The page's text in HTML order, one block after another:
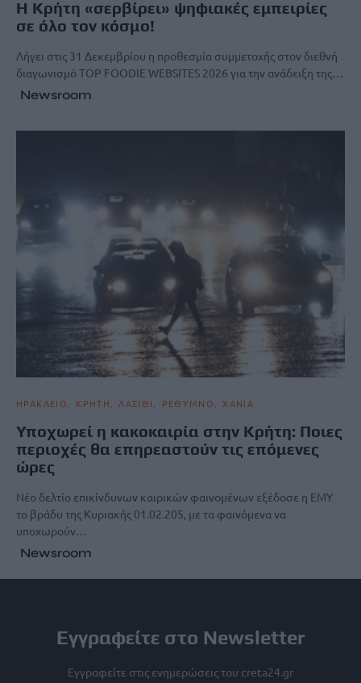
Η Κρήτη «σερβίρει» ψηφιακές εμπειρίες
σε όλο τον κόσμο!
Λήγει στις 31 Δεκεμβρίου η προθεσμία συμμετοχής στον διεθνή
διαγωνισμό TOP FOODIE WEBSITES 2026 για την ανάδειξη της…
Newsroom
ΗΡΑΚΛΕΙΟ ΚΡΗΤΗ ΛΑΣΙΘΙ ΡΕΘΥΜΝΟ ΧΑΝΙΑ
Υποχωρεί η κακοκαιρία στην Κρήτη: Ποιες
περιοχές θα επηρεαστούν τις επόμενες
ώρες
Νέο δελτίο επικίνδυνων καιρικών φαινομένων εξέδοσε η ΕΜΥ
το βράδυ της Κυριακής 01.02.205, με τα φαινόμενα να
υποχωρούν…
Newsroom
Εγγραφείτε στο Newsletter
Εγγραφείτε στις ενημερώσεις του creta24.gr